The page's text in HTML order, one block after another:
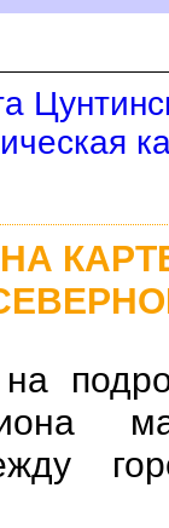
НА
на